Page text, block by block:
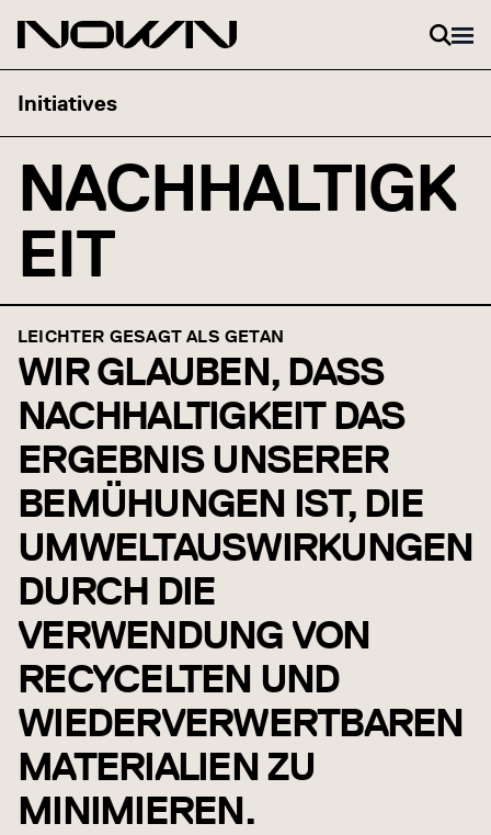
NACHHALTIGK
EIT
LEICHTER GESAGT ALS GETAN
WIR GLAUBEN, DASS
NACHHALTIGKEIT DAS
ERGEBNIS UNSERER
BEMÜHUNGEN IST, DIE
UMWELTAUSWIRKUNGEN
DURCH DIE
VERWENDUNG VON
RECYCELTEN UND
WIEDERVERWERTBAREN
MATERIALIEN ZU
MINIMIEREN.